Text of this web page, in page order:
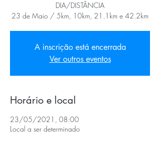
DIA/DISTÂNCIA
23 de Maio / 5km, 10km, 21.1km e 42.2km
A inscrição está encerrada
Ver outros eventos
Horário e local
23/05/2021, 08:00
Local a ser determinado